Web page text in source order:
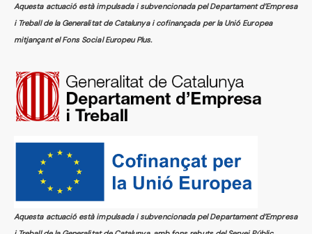
Aquesta actuació està impulsada i subvencionada pel Departament d’Empresa
i Treball de la Generalitat de Catalunya i cofinançada per la Unió Europea
mitjançant el Fons Social Europeu Plus.
Aquesta actuació està impulsada i subvencionada pel Departament d’Empresa